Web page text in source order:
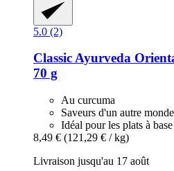
5.0 (2)
Classic Ayurveda
70 g
Au curcuma
Saveurs d'un autre monde
Idéal pour les plats à
8,49 € (121,29 € / kg)
Livraison jusqu'au 17 août